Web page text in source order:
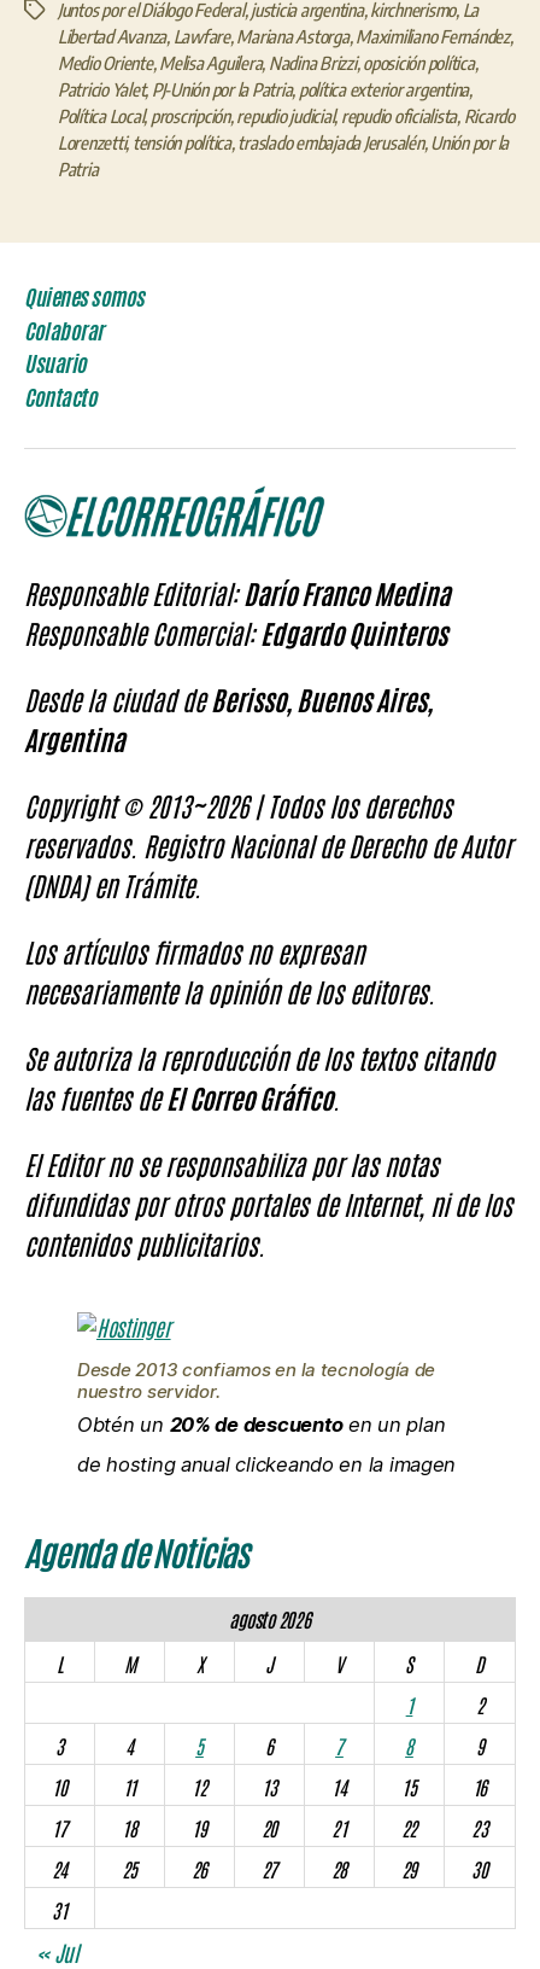
EtiquetasJuntos por el Diálogo Federal,justicia argentina, kirchnerismo, La
Libertad Avanza, Lawfare, Mariana Astorga, Maximiliano Fernández,
Medio Oriente, Melisa Aguilera, Nadina Brizzi, oposición política,
Patricio Yalet, PJ-Unión por la Patria, política exterior argentina,
Política Local,proscripción, repudio judicial,repudio oficialista, Ricardo
Lorenzetti, tensión política, traslado embajada Jerusalén, Unión por la
Patria
Quienes somos
Colaborar
Usuario
Contacto
Responsable Editorial:Darío Franco Medina
Responsable Comercial:Edgardo Quinteros
Desde la ciudad deBerisso, Buenos Aires,
Argentina
Copyright © 2013~2026 | Todos los derechos
reservados. Registro Nacional de Derecho de Autor
(DNDA) en Trámite.
Los artículos firmados no expresan
necesariamente la opinión de los editores.
Se autoriza la reproducción de los textos citando
las fuentes deEl Correo Gráfico.
El Editor no se responsabiliza por las notas
difundidas por otros portales de Internet, ni de los
contenidos publicitarios.
Desde 2013 confiamos en la tecnología de
nuestro servidor.
Obtén un 20% de descuentoen un plan
de hosting anual clickeando en la imagen
Agenda de Noticias
agosto 2026
L
M X J V S
D
1
2
3
4 5 6 7 8
9
10
11 12 13 14 15
16
17
18 19 20 21 22
23
24
25 26 27 28 29
30
31
« Jul